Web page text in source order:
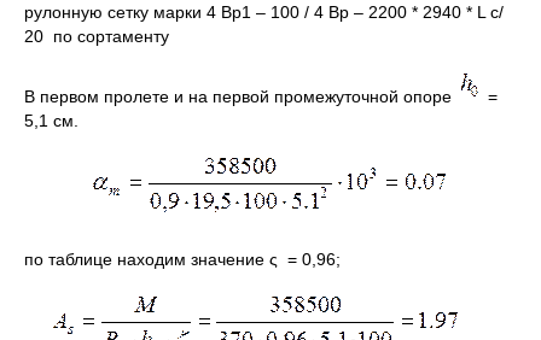
рулонную сетку марки 4 Вр1 – 100 / 4 Вр – 2200 * 2940 * L c/
20 по сортаменту
В первом пролете и на первой промежуточной опоре
=
5,1 см.
по таблице находим значение ς = 0,96;